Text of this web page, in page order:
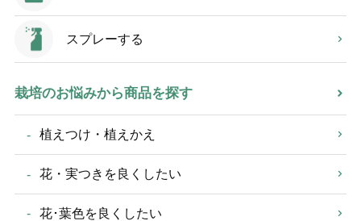
スプレーする
栽培のお悩みから商品を探す
植えつけ・植えかえ
花・実つきを良くしたい
花･葉色を良くしたい